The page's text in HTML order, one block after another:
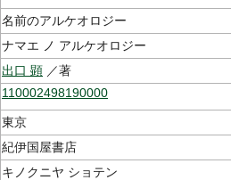
名前のアルケオロジー
ナマエ ノ アルケオロジー
出口 顕 ／著
110002498190000
東京
紀伊国屋書店
キノクニヤ ショテン